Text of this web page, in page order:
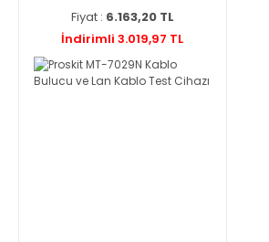
Fiyat : 6.163,20 TL
İndirimli 3.019,97 TL